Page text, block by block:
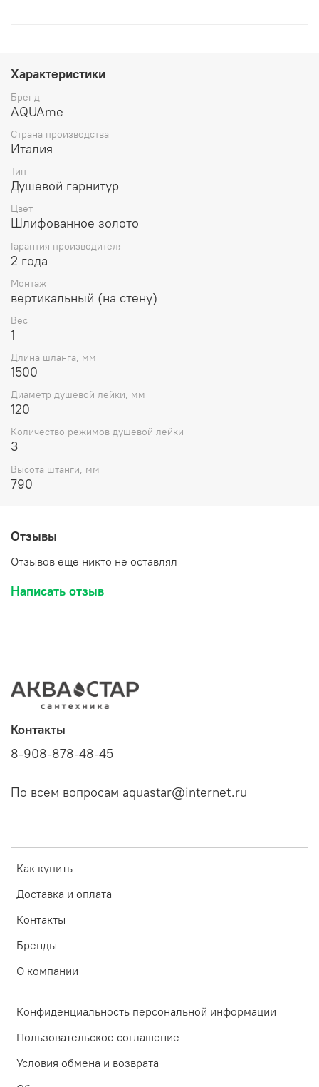
Характеристики
Бренд
AQUAme
Страна производства
Италия
Тип
Душевой гарнитур
Цвет
Шлифованное золото
Гарантия производителя
2 года
Монтаж
вертикальный (на стену)
Вес
1
Длина шланга, мм
1500
Диаметр душевой лейки, мм
120
Количество режимов душевой лейки
3
Высота штанги, мм
790
Отзывы
Отзывов еще никто не оставлял
Написать отзыв
Как купить
Доставка и оплата
Контакты
Бренды
О компании
Конфиденциальность персональной информации
Пользовательское соглашение
Условия обмена и возврата
Контакты
8-908-878-48-45
По всем вопросам aquastar@internet.ru